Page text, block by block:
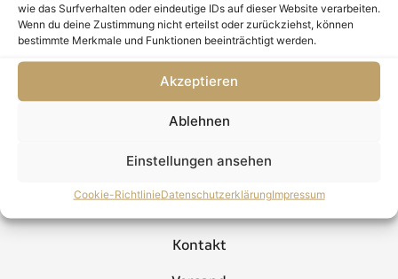
wie das Surfverhalten oder eindeutige IDs auf dieser Website verarbeiten.
Wenn du deine Zustimmung nicht erteilst oder zurückziehst, können
bestimmte Merkmale und Funktionen beeinträchtigt werden.
Akzeptieren
Ablehnen
Einstellungen ansehen
Cookie-RichtlinieDatenschutzerklärungImpressum
Esstische
Gastro
Gestelle
dies und das
Zubehör
HILFE & KONTAKT
Kontakt